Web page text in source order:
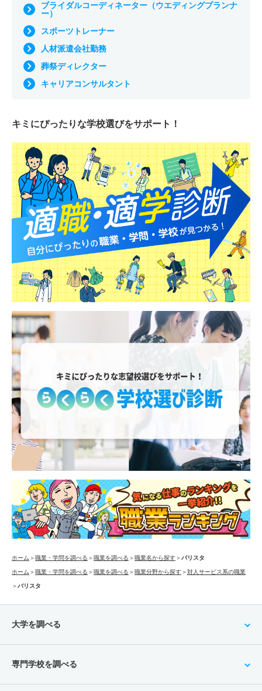
ブライダルコーディネーター（ウエディングプランナ
ー）
スポーツトレーナー
人材派遣会社勤務
葬祭ディレクター
キャリアコンサルタント
キミにぴったりな学校選びをサポート！
ホーム ＞職業・学問を調べる ＞職業を調べる ＞職業名から探す＞バリスタ
ホーム ＞職業・学問を調べる ＞職業を調べる ＞職業分野から探す＞対人サービス系の職業
＞バリスタ
大学を調べる
専門学校を調べる